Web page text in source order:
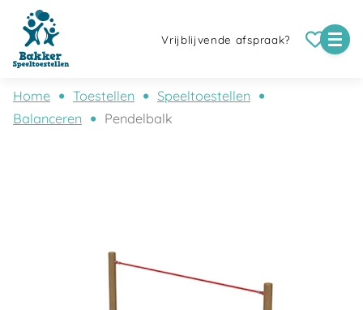
Vrijblijvende afspraak?
Home Toestellen
Speeltoestellen
Balanceren
Pendelbalk